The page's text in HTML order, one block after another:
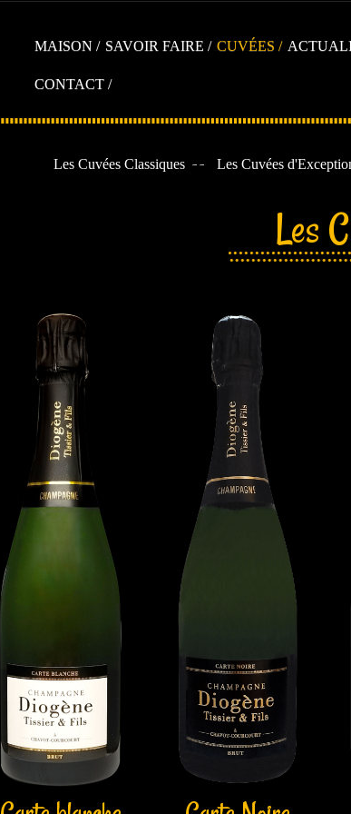
MAISON SAVOIR FAIRE CUVÉES
CONTACT
Les Cuvées Classiques Les Cuvées
Les